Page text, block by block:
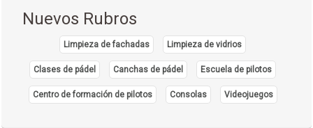
Nuevos Rubros
Limpieza de fachadas Limpieza de vidrios
Clases de pádel Canchas de pádel Escuela de pilotos
Centro de formación de pilotos Consolas Videojuegos